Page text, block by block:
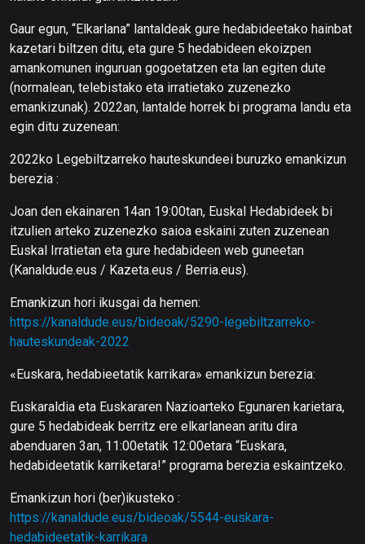
Gaur egun, “Elkarlana” lantaldeak gure hedabideetako hainbat
kazetari biltzen ditu, eta gure 5 hedabideen ekoizpen
amankomunen inguruan gogoetatzen eta lan egiten dute
(normalean, telebistako eta irratietako zuzenezko
emankizunak). 2022an, lantalde horrek bi programa landu eta
egin ditu zuzenean:
2022ko Legebiltzarreko hauteskundeei buruzko emankizun
berezia :
Joan den ekainaren 14an 19:00tan, Euskal Hedabideek bi
itzulien arteko zuzenezko saioa eskaini zuten zuzenean
Euskal Irratietan eta gure hedabideen web guneetan
(Kanaldude.eus / Kazeta.eus / Berria.eus).
Emankizun hori ikusgai da hemen:
https://kanaldude.eus/bideoak/5290-legebiltzarreko-
hauteskundeak-2022
«Euskara, hedabieetatik karrikara» emankizun berezia:
Euskaraldia eta Euskararen Nazioarteko Egunaren karietara,
gure 5 hedabideak berritz ere elkarlanean aritu dira
abenduaren 3an, 11:00etatik 12:00etara “Euskara,
hedabideetatik karriketara!” programa berezia eskaintzeko.
Emankizun hori (ber)ikusteko :
https://kanaldude.eus/bideoak/5544-euskara-
hedabideetatik-karrikara